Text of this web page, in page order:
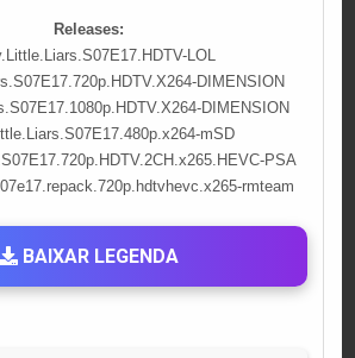
Releases:
LOL
DIMENSION
DIMENSION
mSD
PSA
rmteam
BAIXAR LEGENDA